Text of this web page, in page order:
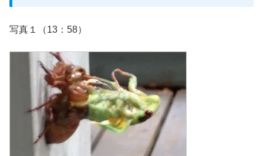
写真１（13：58）